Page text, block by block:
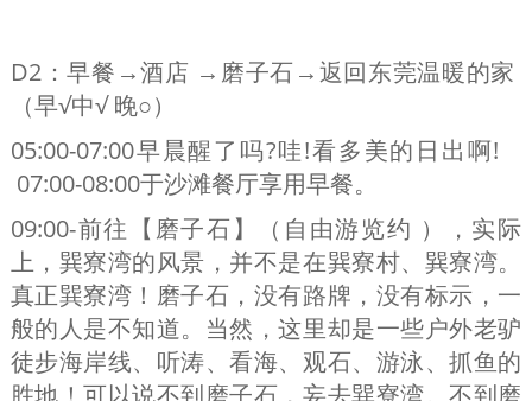
D2：早餐→酒店 →磨子石→返回东莞温暖的家
（早√中√ 晚○）
05:00-07:00早晨醒了吗?哇!看多美的日出啊!
07:00-08:00于沙滩餐厅享用早餐。
09:00-前往【磨子石】（自由游览约 ），实际
上，巽寮湾的风景，并不是在巽寮村、巽寮湾。
真正巽寮湾！磨子石，没有路牌，没有标示，一
般的人是不知道。当然，这里却是一些户外老驴
徒步海岸线、听涛、看海、观石、游泳、抓鱼的